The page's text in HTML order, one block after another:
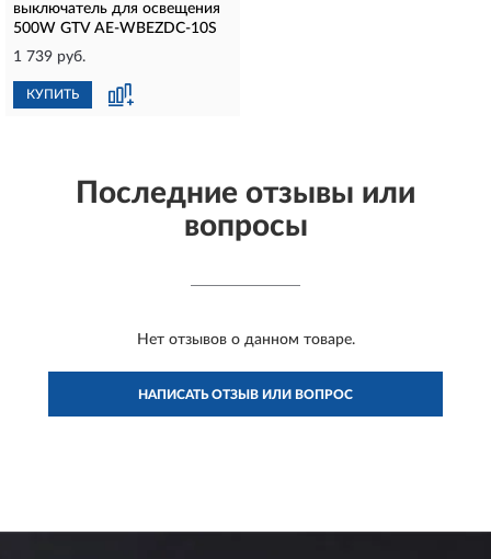
выключатель для освещения
500W GTV AE-WBEZDC-10S
1 739 руб.
КУПИТЬ
Последние отзывы или
вопросы
Нет отзывов о данном товаре.
НАПИСАТЬ ОТЗЫВ ИЛИ ВОПРОС